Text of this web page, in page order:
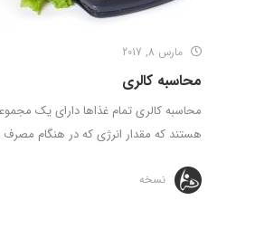
مارس 8, 2017
محاسبه‌ کالری
محاسبه‌ کالری تمام غذاها دارای یک
هستند که مقدار انرژی که در هنگام
نسخه